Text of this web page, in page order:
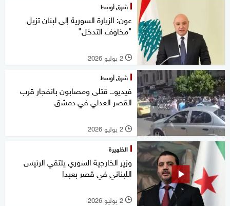
شرق أوسط
عون: الزيارة السورية إلى لبنان تزيل
"مخاوف التدخل"
l 2 يوليو 2026
شرق أوسط
فيديو.. قتلى ومصابون بانفجار قرب
القصر العدلي في دمشق
l 2 يوليو 2026
الظهيرة
وزير الخارجية السوري يلتقي الرئيس
اللبناني في قصر بعبدا
l 2 يوليو 2026